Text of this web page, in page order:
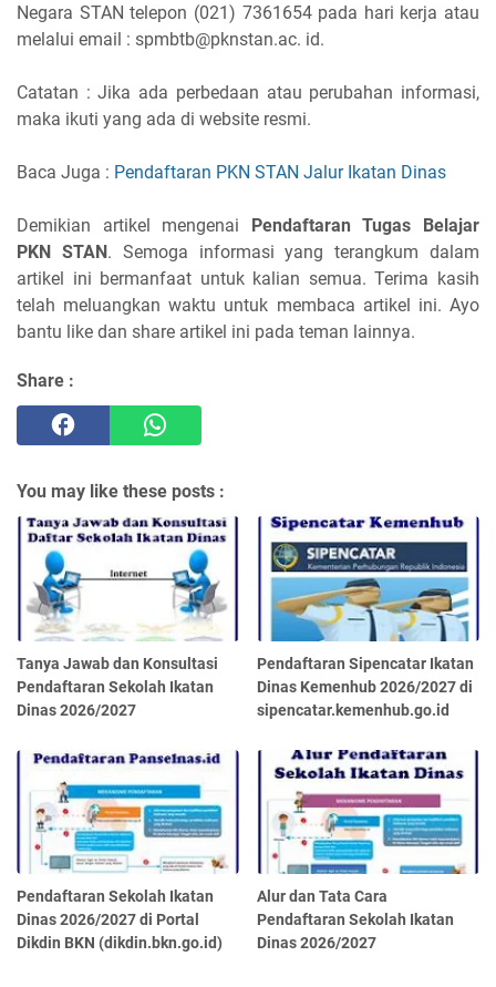
Negara STAN telepon (021) 7361654 pada hari kerja atau
melalui email : spmbtb@pknstan.ac. id.
Catatan : Jika ada perbedaan atau perubahan informasi,
maka ikuti yang ada di website resmi.
Baca Juga : Pendaftaran PKN STAN Jalur Ikatan Dinas
Demikian artikel mengenai Pendaftaran Tugas Belajar
PKN STAN. Semoga informasi yang terangkum dalam
artikel ini bermanfaat untuk kalian semua. Terima kasih
telah meluangkan waktu untuk membaca artikel ini. Ayo
bantu like dan share artikel ini pada teman lainnya.
Share :
You may like these posts :
Tanya Jawab dan Konsultasi
Pendaftaran Sekolah Ikatan
Dinas 2026/2027
Pendaftaran Sipencatar Ikatan
Dinas Kemenhub 2026/2027 di
sipencatar.kemenhub.go.id
Pendaftaran Sekolah Ikatan
Dinas 2026/2027 di Portal
Dikdin BKN (dikdin.bkn.go.id)
Alur dan Tata Cara
Pendaftaran Sekolah Ikatan
Dinas 2026/2027